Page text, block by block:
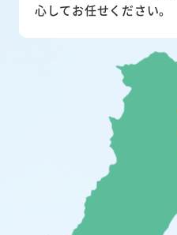
心してお任せください。